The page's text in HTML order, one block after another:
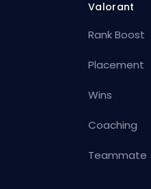
Valorant
Rank Boost
Placement
Wins
Coaching
Teammate